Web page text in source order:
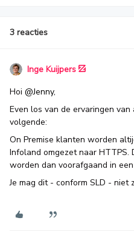
3 reacties
Inge Kuijpers
Hoi @Jenny,
Even los van de ervaringen
volgende:
On Premise klanten worden
Infoland omgezet naar HTTPS.
worden dan voorafgaand in
Je mag dit - conform SLD - niet